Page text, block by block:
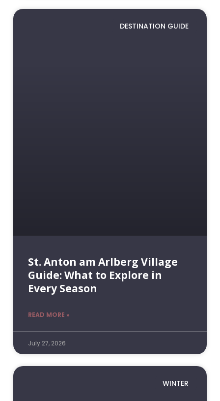
DESTINATION GUIDE
St. Anton am Arlberg Village
Guide: What to Explore in
Every Season
READ MORE »
July 27, 2026
WINTER